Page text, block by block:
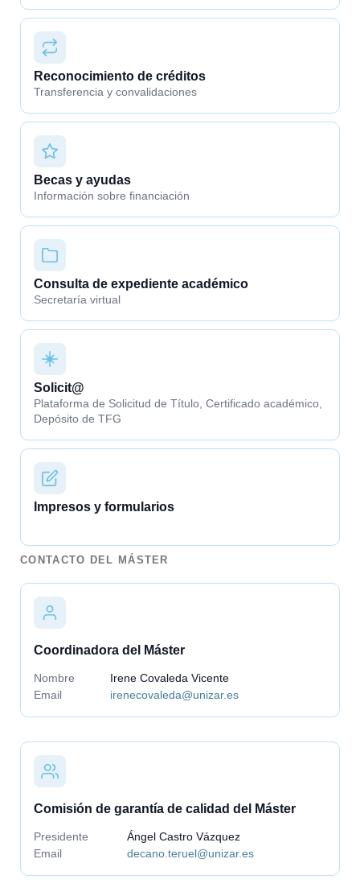
Reconocimiento de créditos
Transferencia y convalidaciones
Becas y ayudas
Información sobre financiación
Consulta de expediente académico
Secretaría virtual
Solicit@
Plataforma de Solicitud de Título, Certificado académico,
Depósito de TFG
Impresos y formularios
CONTACTO DEL MÁSTER
Coordinadora del Máster
Nombre
Irene Covaleda Vicente
Email
irenecovaleda@unizar.es
Comisión de garantía de calidad del Máster
Presidente
Ángel Castro Vázquez
Email
decano.teruel@unizar.es